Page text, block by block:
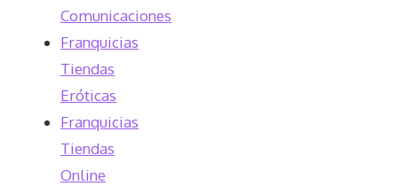
Comunicaciones
Franquicias
Tiendas
Eróticas
Franquicias
Tiendas
Online